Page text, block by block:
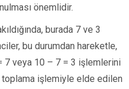
önemlidir.
burada 7 ve 3
bu durumdan hareketle,
7 veya 10 – 7 = 3 işlemlerini
işlemiyle elde edilen